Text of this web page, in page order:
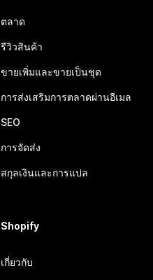
ตลาด
รีวิวสินค้า
ขายเพิ่มและขายเป็นชุด
การส่งเสริมการตลาดผ่านอีเมล
SEO
การจัดส่ง
สกุลเงินและการแปล
Shopify
เกี่ยวกับ